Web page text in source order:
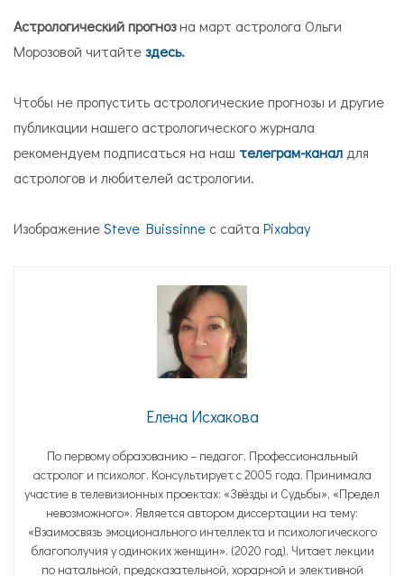
Астрологический прогнозна март астролога Ольги
Морозовой читайтездесь.
Чтобы не пропустить астрологические прогнозы и другие
публикации нашего астрологического журнала
рекомендуем подписаться на наш телеграм-каналдля
астрологов и любителей астрологии.
ИзображениеSteve Buissinne с сайта Pixabay
Елена Исхакова
По первому образованию – педагог. Профессиональный
астролог и психолог. Консультирует с 2005 года. Принимала
участие в телевизионных проектах: «Звёзды и Судьбы», «Предел
невозможного». Является автором диссертации на тему:
«Взаимосвязь эмоционального интеллекта и психологического
благополучия у одиноких женщин». (2020 год). Читает лекции
по натальной, предсказательной, хорарной и элективной